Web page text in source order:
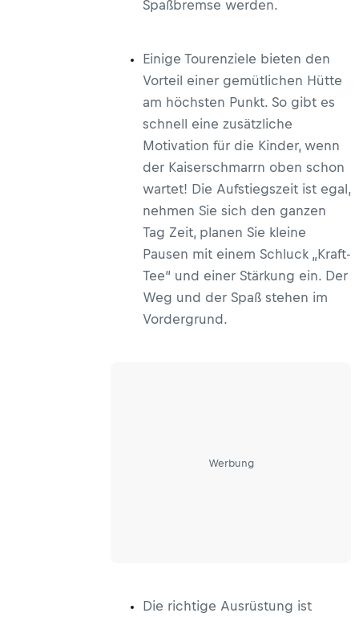
Spaßbremse werden.
Einige Tourenziele bieten den
Vorteil einer gemütlichen Hütte
am höchsten Punkt. So gibt es
schnell eine zusätzliche
Motivation für die Kinder, wenn
der Kaiserschmarrn oben schon
wartet! Die Aufstiegszeit ist egal,
nehmen Sie sich den ganzen
Tag Zeit, planen Sie kleine
Pausen mit einem Schluck „Kraft-
Tee“ und einer Stärkung ein. Der
Weg und der Spaß stehen im
Vordergrund.
Werbung
Die richtige Ausrüstung ist